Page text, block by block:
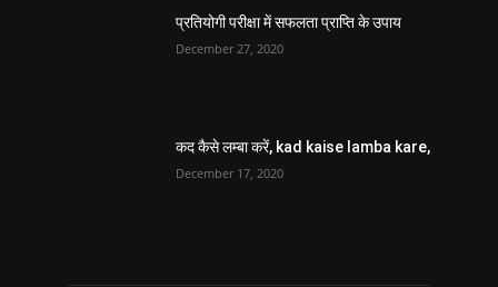
प्रतियोगी परीक्षा में सफलता प्राप्ति के उपाय
December 27, 2020
कद कैसे लम्बा करें, kad kaise lamba kare,
December 17, 2020